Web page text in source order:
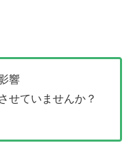
響
せていませんか？